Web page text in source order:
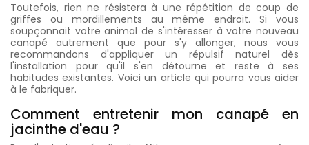
Toutefois, rien ne résistera à une répétition de coup de
griffes ou mordillements au même endroit. Si vous
soupçonnait votre animal de s'intéresser à votre nouveau
canapé autrement que pour s'y allonger, nous vous
recommandons d'appliquer un répulsif naturel dès
l'installation pour qu'il s'en détourne et reste à ses
habitudes existantes. Voici un article qui pourra vous aider
à le fabriquer.
Comment entretenir mon canapé en
jacinthe d'eau ?